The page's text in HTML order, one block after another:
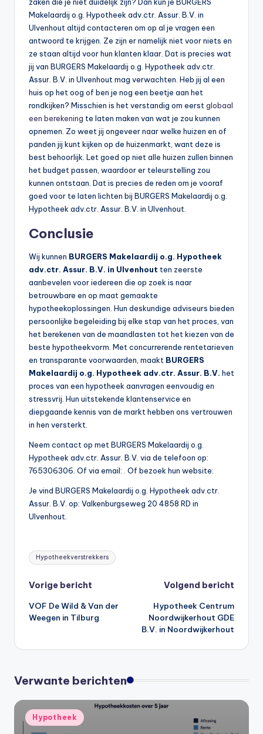
zaken die je niet duidelijk zijn? Dan kun je BURGERS
Makelaardij o.g. Hypotheek adv.ctr. Assur. B.V. in
Ulvenhout altijd contacteren om op al je vragen een
antwoord te krijgen. Ze zijn er namelijk niet voor niets en
ze staan altijd voor hun klanten klaar. Dat is precies wat
jij van BURGERS Makelaardij o.g. Hypotheek adv.ctr.
Assur. B.V. in Ulvenhout mag verwachten. Heb jij al een
huis op het oog of ben je nog een beetje aan het
rondkijken? Misschien is het verstandig om eerstglobaal
een berekening te laten maken van wat je zou kunnen
opnemen. Zo weet jij ongeveer naar welke huizen en of
panden jij kunt kijken op de huizenmarkt, want deze is
best behoorlijk. Let goed op niet alle huizen zullen binnen
het budget passen, waardoor er teleurstelling zou
kunnen ontstaan. Dat is precies de reden om je vooraf
goed voor te laten lichten bij BURGERS Makelaardij o.g.
Hypotheek adv.ctr. Assur. B.V. in Ulvenhout.
Conclusie
Wij kunnen BURGERS Makelaardij o.g. Hypotheek
adv.ctr. Assur. B.V. in Ulvenhout ten zeerste
aanbevelen voor iedereen die op zoek is naar
betrouwbare en op maat gemaakte
hypotheekoplossingen. Hun deskundige adviseurs bieden
persoonlijke begeleiding bij elke stap van het proces, van
het berekenen van de maandlasten tot het kiezen van de
beste hypotheekvorm. Met concurrerende rentetarieven
en transparante voorwaarden, maakt BURGERS
Makelaardij o.g. Hypotheek adv.ctr. Assur. B.V. het
proces van een hypotheek aanvragen eenvoudig en
stressvrij. Hun uitstekende klantenservice en
diepgaande kennis van de markt hebben ons vertrouwen
in hen versterkt.
Neem contact op met BURGERS Makelaardij o.g.
Hypotheek adv.ctr. Assur. B.V. via de telefoon op:
765306306. Of via email: . Of bezoek hun website:
Je vind BURGERS Makelaardij o.g. Hypotheek adv.ctr.
Assur. B.V. op: Valkenburgseweg 20 4858 RD in
Ulvenhout.
Tags:
Hypotheekverstrekkers
Bericht
navigatie
Vorige bericht
VOF De Wild & Van der
Weegen in Tilburg
Volgend bericht
Hypotheek Centrum
Noordwijkerhout GDE
B.V. in Noordwijkerhout
Verwante berichten
Geplaatst
in
Hypotheek